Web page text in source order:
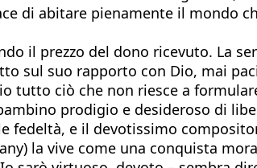
di abitare pienamente il mondo
il prezzo del dono ricevuto. La
sul suo rapporto con Dio, mai
tutto ciò che non riesce a
prodigio e desideroso di
fedeltà, e il devotissimo
la vive come una conquista